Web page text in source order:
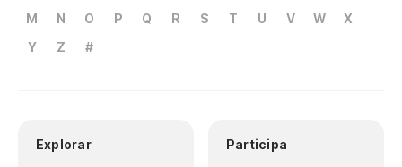
M
N O P Q R S T U V W
X
Y
Z #
Explorar Participa